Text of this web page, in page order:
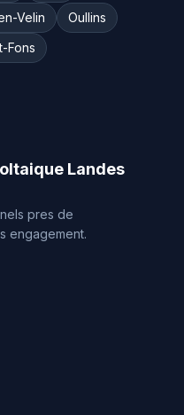
Velin
Oullins
Fons
Landes
pres de
engagement.